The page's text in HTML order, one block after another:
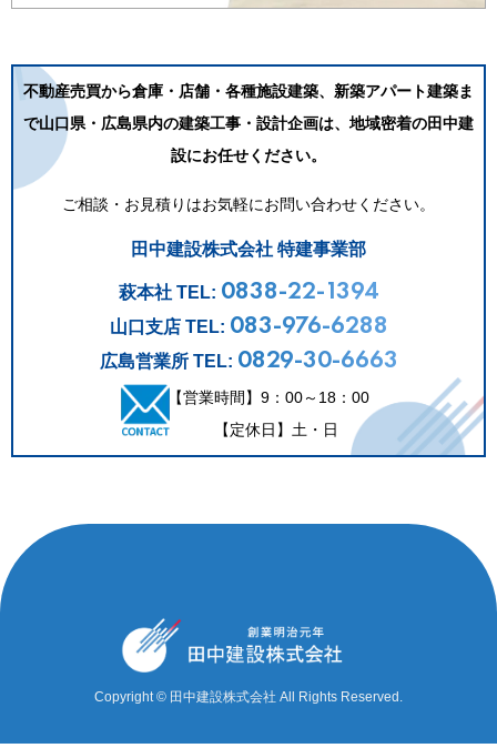
不動産売買から倉庫・店舗・各種施設建築、新築アパート建築ま
で山口県・広島県内の建築工事・設計企画は、地域密着の田中建
設にお任せください。
ご相談・お見積りはお気軽にお問い合わせください。
田中建設株式会社 特建事業部
萩本社 TEL: 0838-22-1394
山口支店 TEL: 083-976-6288
広島営業所 TEL: 0829-30-6663
【営業時間】9：00～18：00
【定休日】土・日
Copyright © 田中建設株式会社 All Rights Reserved.